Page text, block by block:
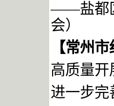
——盐都
会）
【常州
高质量开
进一步完